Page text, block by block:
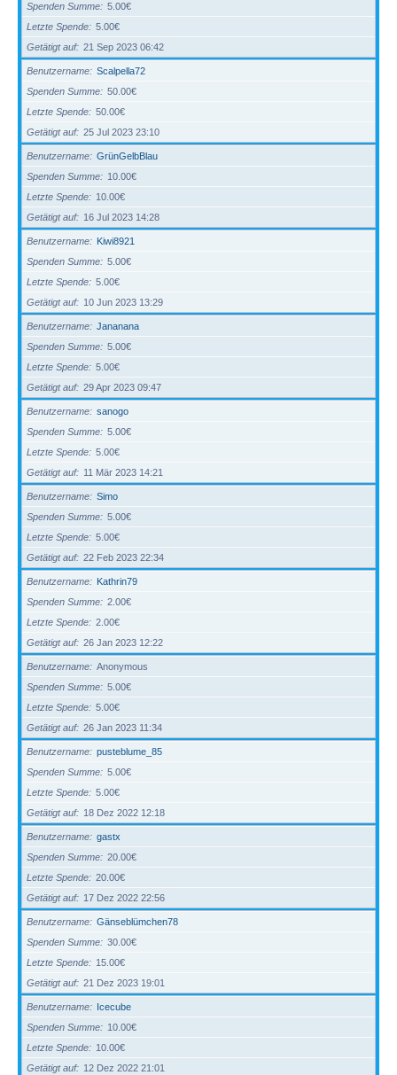
Spenden Summe
5.00€
Letzte Spende
5.00€
Getätigt auf
21 Sep 2023 06:42
Benutzername
Scalpella72
Spenden Summe
50.00€
Letzte Spende
50.00€
Getätigt auf
25 Jul 2023 23:10
Benutzername
GrünGelbBlau
Spenden Summe
10.00€
Letzte Spende
10.00€
Getätigt auf
16 Jul 2023 14:28
Benutzername
Kiwi8921
Spenden Summe
5.00€
Letzte Spende
5.00€
Getätigt auf
10 Jun 2023 13:29
Benutzername
Jananana
Spenden Summe
5.00€
Letzte Spende
5.00€
Getätigt auf
29 Apr 2023 09:47
Benutzername
sanogo
Spenden Summe
5.00€
Letzte Spende
5.00€
Getätigt auf
11 Mär 2023 14:21
Benutzername
Simo
Spenden Summe
5.00€
Letzte Spende
5.00€
Getätigt auf
22 Feb 2023 22:34
Benutzername
Kathrin79
Spenden Summe
2.00€
Letzte Spende
2.00€
Getätigt auf
26 Jan 2023 12:22
Benutzername
Anonymous
Spenden Summe
5.00€
Letzte Spende
5.00€
Getätigt auf
26 Jan 2023 11:34
Benutzername
pusteblume_85
Spenden Summe
5.00€
Letzte Spende
5.00€
Getätigt auf
18 Dez 2022 12:18
Benutzername
gastx
Spenden Summe
20.00€
Letzte Spende
20.00€
Getätigt auf
17 Dez 2022 22:56
Benutzername
Gänseblümchen78
Spenden Summe
30.00€
Letzte Spende
15.00€
Getätigt auf
21 Dez 2023 19:01
Benutzername
Icecube
Spenden Summe
10.00€
Letzte Spende
10.00€
Getätigt auf
12 Dez 2022 21:01